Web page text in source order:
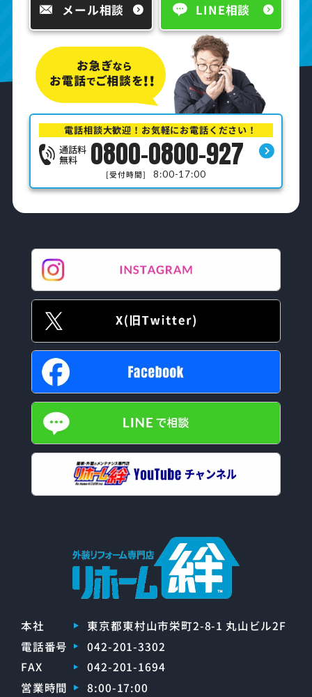
メール相談 LINE相談
電話相談大歓迎！お気軽にお電話ください！
通話料
無料 0800-0800-927
[受付時間] 8:00-17:00
本社
東京都東村山市栄町2-8-1 丸山ビル2F
電話番号
042-201-3302
FAX
042-201-1694
営業時間
8:00-17:00